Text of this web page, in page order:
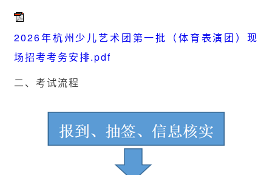
2026年杭州少儿艺术团第一批（体育表演团）现
场招考考务安排.pdf
二、考试流程